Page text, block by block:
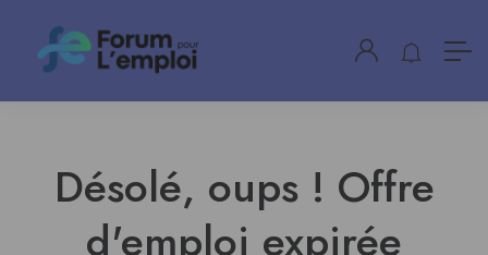
Désolé, oups ! Offre
d'emploi expirée